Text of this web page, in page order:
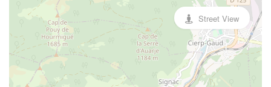
Street View